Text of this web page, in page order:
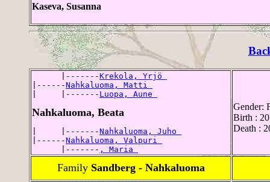
Kaseva, Susanna
      |-------
Krekola, Yrjö
|------Nahkaluoma, Matti
|     |------- Luopa, Aune
Nahkaluoma, Beata
|     |-------Nahkaluoma, Juho
|------Nahkaluoma, Valpuri
      |-------
, Maria
Gender:
Birth :
Death :
Family Sandberg - Nahkaluoma